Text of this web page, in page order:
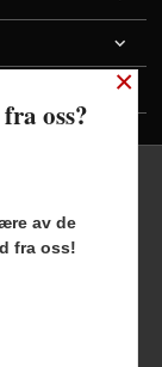
personvern
×
oss?
av de
fra oss!